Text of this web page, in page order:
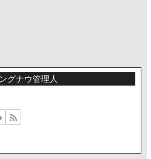
グナウ管理人